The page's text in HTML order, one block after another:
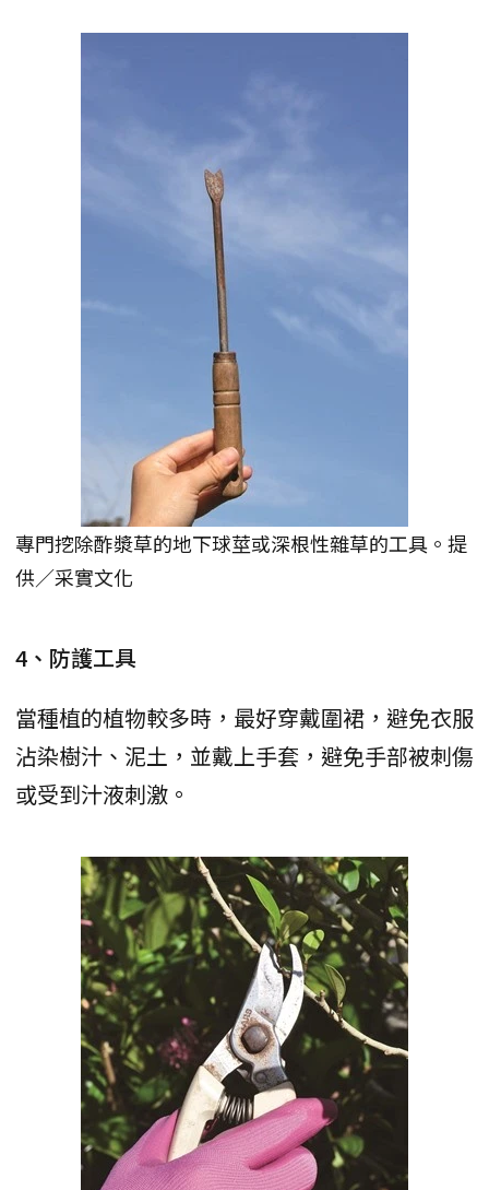
專門挖除酢漿草的地下球莖或深根性雜草的工具。提
供／采實文化
4、防護工具
當種植的植物較多時，最好穿戴圍裙，避免衣服
沾染樹汁、泥土，並戴上手套，避免手部被刺傷
或受到汁液刺激。